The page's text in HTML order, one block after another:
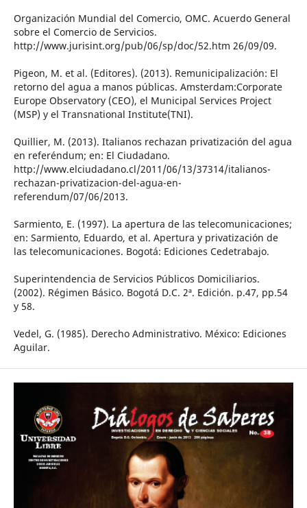
Organización Mundial del Comercio, OMC. Acuerdo General
sobre el Comercio de Servicios.
http://www.jurisint.org/pub/06/sp/doc/52.htm 26/09/09.
Pigeon, M. et al. (Editores). (2013). Remunicipalización: El
retorno del agua a manos públicas. Amsterdam:Corporate
Europe Observatory (CEO), el Municipal Services Project
(MSP) y el Transnational Institute(TNI).
Quillier, M. (2013). Italianos rechazan privatización del agua
en referéndum; en: El Ciudadano.
http://www.elciudadano.cl/2011/06/13/37314/italianos-
rechazan-privatizacion-del-agua-en-
referendum/07/06/2013.
Sarmiento, E. (1997). La apertura de las telecomunicaciones;
en: Sarmiento, Eduardo, et al. Apertura y privatización de
las telecomunicaciones. Bogotá: Ediciones Cedetrabajo.
Superintendencia de Servicios Públicos Domiciliarios.
(2002). Régimen Básico. Bogotá D.C. 2ª. Edición. p.47, pp.54
y 58.
Vedel, G. (1985). Derecho Administrativo. México: Ediciones
Aguilar.